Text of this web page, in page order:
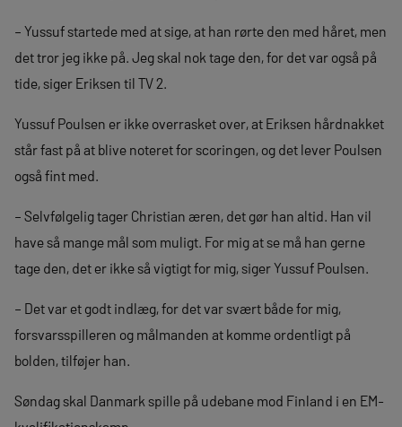
– Yussuf startede med at sige, at han rørte den med håret, men
det tror jeg ikke på. Jeg skal nok tage den, for det var også på
tide, siger Eriksen til TV 2.
Yussuf Poulsen er ikke overrasket over, at Eriksen hårdnakket
står fast på at blive noteret for scoringen, og det lever Poulsen
også fint med.
– Selvfølgelig tager Christian æren, det gør han altid. Han vil
have så mange mål som muligt. For mig at se må han gerne
tage den, det er ikke så vigtigt for mig, siger Yussuf Poulsen.
– Det var et godt indlæg, for det var svært både for mig,
forsvarsspilleren og målmanden at komme ordentligt på
bolden, tilføjer han.
Søndag skal Danmark spille på udebane mod Finland i en EM-